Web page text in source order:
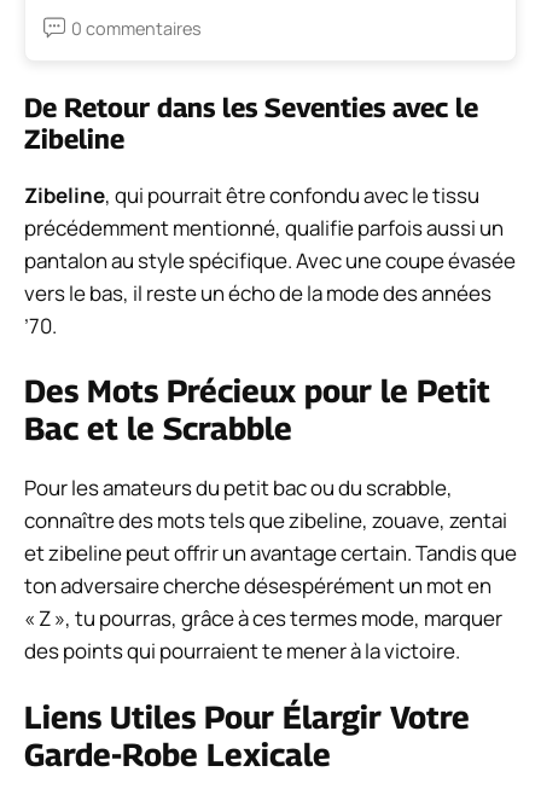
0 commentaires
De Retour dans les Seventies avec le
Zibeline
Zibeline, qui pourrait être confondu avec le tissu
précédemment mentionné, qualifie parfois aussi un
pantalon au style spécifique. Avec une coupe évasée
vers le bas, il reste un écho de la mode des années
’70.
Des Mots Précieux pour le Petit
Bac et le Scrabble
Pour les amateurs du petit bac ou du scrabble,
connaître des mots tels que zibeline, zouave, zentai
et zibeline peut offrir un avantage certain. Tandis que
ton adversaire cherche désespérément un mot en
« Z », tu pourras, grâce à ces termes mode, marquer
des points qui pourraient te mener à la victoire.
Liens Utiles Pour Élargir Votre
Garde-Robe Lexicale